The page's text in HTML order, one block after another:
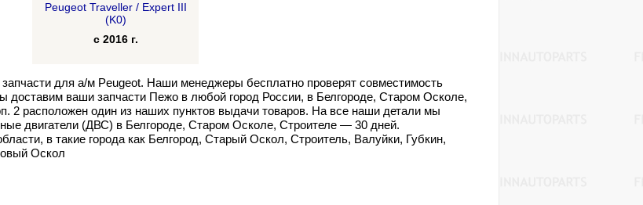
Peugeot Traveller / Expert III
(K0)
с 2016 г.
для а/м Peugeot. Наши менеджеры бесплатно проверят совместимость
ваши запчасти Пежо в любой город России, в Белгороде, Старом Осколе,
2 расположен один из наших пунктов выдачи товаров. На все наши детали мы
двигатели (ДВС) в Белгороде, Старом Осколе, Строителе — 30 дней.
в такие города как Белгород, Старый Оскол, Строитель, Валуйки, Губкин,
Оскол